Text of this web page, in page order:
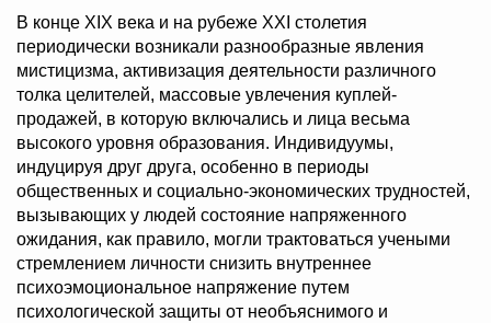
В конце ХIХ века и на рубеже ХХI столетия
периодически возникали разнообразные явления
мистицизма, активизация деятельности различного
толка целителей, массовые увлечения куплей-
продажей, в которую включались и лица весьма
высокого уровня образования. Индивидуумы,
индуцируя друг друга, особенно в периоды
общественных и социально-экономических трудностей,
вызывающих у людей состояние напряженного
ожидания, как правило, могли трактоваться учеными
стремлением личности снизить внутреннее
психоэмоциональное напряжение путем
психологической защиты от необъяснимого и